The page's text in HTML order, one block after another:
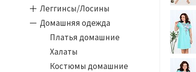
Леггинсы/Лосины
Домашняя одежда
Платья домашние
Халаты
Костюмы домашние